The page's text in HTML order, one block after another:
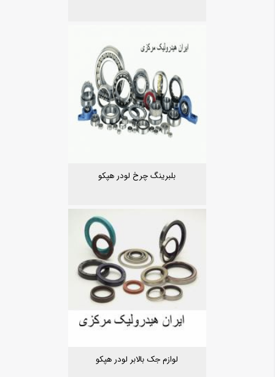
بلبرینگ چرخ لودر هپکو
لوازم جک بالابر لودر هپکو